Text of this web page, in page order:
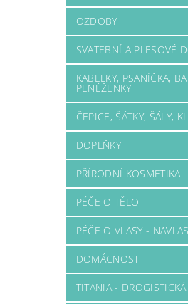
OZDOBY
SVATEBNÍ A PLESOVÉ
KABELKY, PSANÍČKA,
PENĚŽENKY
ČEPICE, ŠÁTKY, ŠÁLY,
DOPLŇKY
PŘÍRODNÍ KOSMETIKA
PÉČE O TĚLO
PÉČE O VLASY -
DOMÁCNOST
TITANIA -